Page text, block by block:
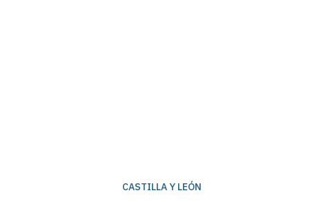
CASTILLA Y LEÓN